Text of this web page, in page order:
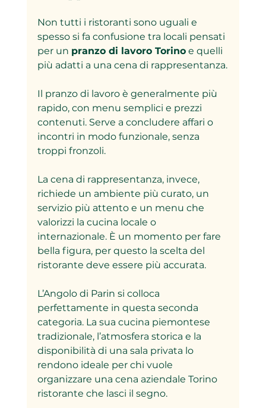
Non tutti i ristoranti sono uguali e
spesso si fa confusione tra locali pensati
per un pranzo di lavoro Torino e quelli
più adatti a una cena di rappresentanza.
Il pranzo di lavoro è generalmente più
rapido, con menu semplici e prezzi
contenuti. Serve a concludere affari o
incontri in modo funzionale, senza
troppi fronzoli.
La cena di rappresentanza, invece,
richiede un ambiente più curato, un
servizio più attento e un menu che
valorizzi la cucina locale o
internazionale. È un momento per fare
bella figura, per questo la scelta del
ristorante deve essere più accurata.
L’Angolo di Parin si colloca
perfettamente in questa seconda
categoria. La sua cucina piemontese
tradizionale, l’atmosfera storica e la
disponibilità di una sala privata lo
rendono ideale per chi vuole
organizzare una cena aziendale Torino
ristorante che lasci il segno.